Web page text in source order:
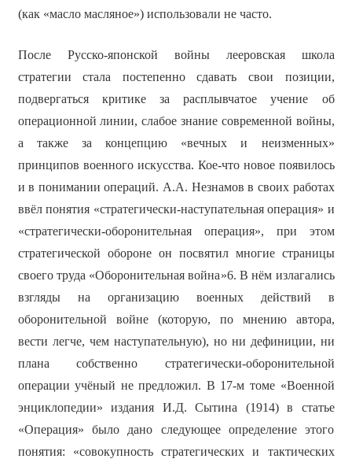
(как «масло масляное») использовали не часто.
После Русско-японской войны лееровская школа
стратегии стала постепенно сдавать свои позиции,
подвергаться критике за расплывчатое учение об
операционной линии, слабое знание современной войны,
а также за концепцию «вечных и неизменных»
принципов военного искусства. Кое-что новое появилось
и в понимании операций. А.А. Незнамов в своих работах
ввёл понятия «стратегически-наступательная операция» и
«стратегически-оборонительная операция», при этом
стратегической обороне он посвятил многие страницы
своего труда «Оборонительная война»6. В нём излагались
взгляды на организацию военных действий в
оборонительной войне (которую, по мнению автора,
вести легче, чем наступательную), но ни дефиниции, ни
плана собственно стратегически-оборонительной
операции учёный не предложил. В 17-м томе «Военной
энциклопедии» издания И.Д. Сытина (1914) в статье
«Операция» было дано следующее определение этого
понятия: «совокупность стратегических и тактических